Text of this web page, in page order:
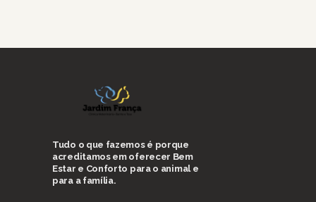
Tudo o que fazemos é porque
acreditamos em oferecer Bem
Estar e Conforto para o animal e
para a família.